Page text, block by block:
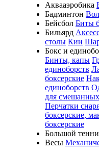
Аквааэробика
Бадминтон
Бейсбол Биты
Бильярд
столы Кии
Бокс и
Бинты, капы
единоборств
боксерские
единоборств
для
Перчатки
боксерские,
боксерские
Большой
Весы